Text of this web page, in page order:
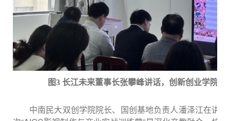
图3 长江未来董事长张攀峰讲话，创新创业学院供
中南民大双创学院院长、国创基地负责人潘泽江在讲